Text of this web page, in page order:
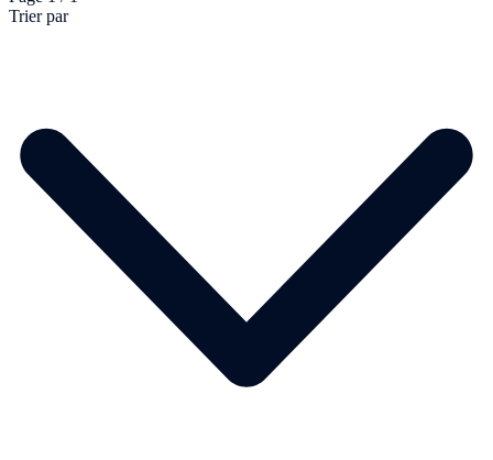
Trier par